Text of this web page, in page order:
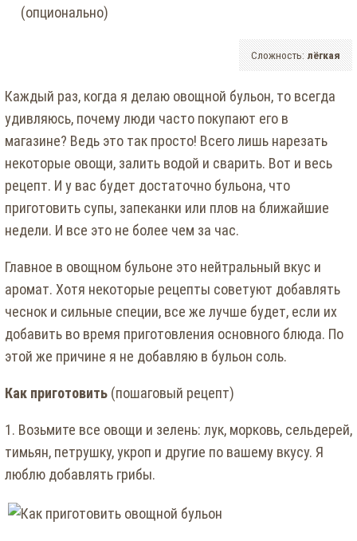
(опционально)
Сложность:лёгкая
Каждый раз, когда я делаю овощной бульон, то всегда
удивляюсь, почему люди часто покупают его в
магазине? Ведь это так просто! Всего лишь нарезать
некоторые овощи, залить водой и сварить. Вот и весь
рецепт. И у вас будет достаточно бульона, что
приготовить супы, запеканки или плов на ближайшие
недели. И все это не более чем за час.
Главное в овощном бульоне это нейтральный вкус и
аромат. Хотя некоторые рецепты советуют добавлять
чеснок и сильные специи, все же лучше будет, если их
добавить во время приготовления основного блюда. По
этой же причине я не добавляю в бульон соль.
Как приготовить (пошаговый рецепт)
1. Возьмите все овощи и зелень: лук, морковь, сельдерей,
тимьян, петрушку, укроп и другие по вашему вкусу. Я
люблю добавлять грибы.